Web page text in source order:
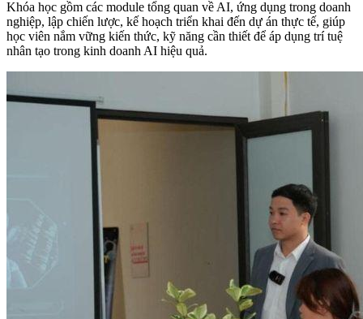
Khóa học gồm các module tổng quan về AI, ứng dụng trong doanh
nghiệp, lập chiến lược, kế hoạch triển khai đến dự án thực tế, giúp
học viên nắm vững kiến thức, kỹ năng cần thiết để áp dụng trí tuệ
nhân tạo trong kinh doanh AI hiệu quả.